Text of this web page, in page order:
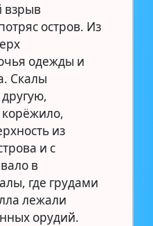
взрыв
остров. Из
одежды и
Скалы
из
и с
в
где грудами
лежали
орудий.